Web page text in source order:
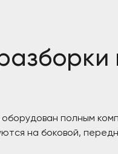
полным
на боковой,